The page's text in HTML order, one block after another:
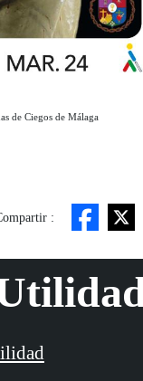
de Ciegos de Málaga
: